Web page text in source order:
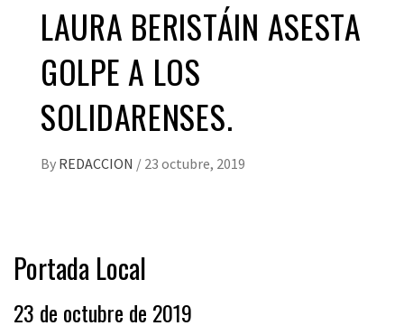
LAURA BERISTÁIN ASESTA
GOLPE A LOS
SOLIDARENSES.
By REDACCION / 23 octubre, 2019
Portada Local
23 de octubre de 2019